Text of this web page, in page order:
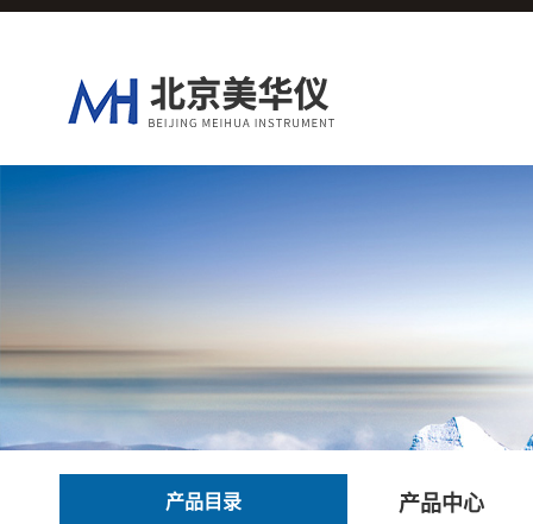
产品目录 产品中心